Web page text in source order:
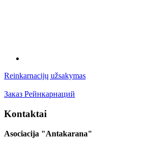
Reinkarnacijų užsakymas
Заказ Рейнкарнаций
Kontaktai
Asociacija "Antakarana"